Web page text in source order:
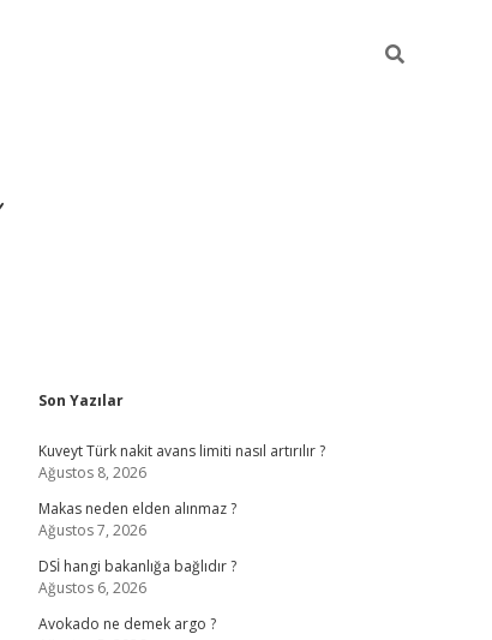
Sidebar
Son Yazılar
Kuveyt Türk nakit avans limiti nasıl artırılır ?
Ağustos 8, 2026
Makas neden elden alınmaz ?
Ağustos 7, 2026
DSİ hangi bakanlığa bağlıdır ?
Ağustos 6, 2026
Avokado ne demek argo ?